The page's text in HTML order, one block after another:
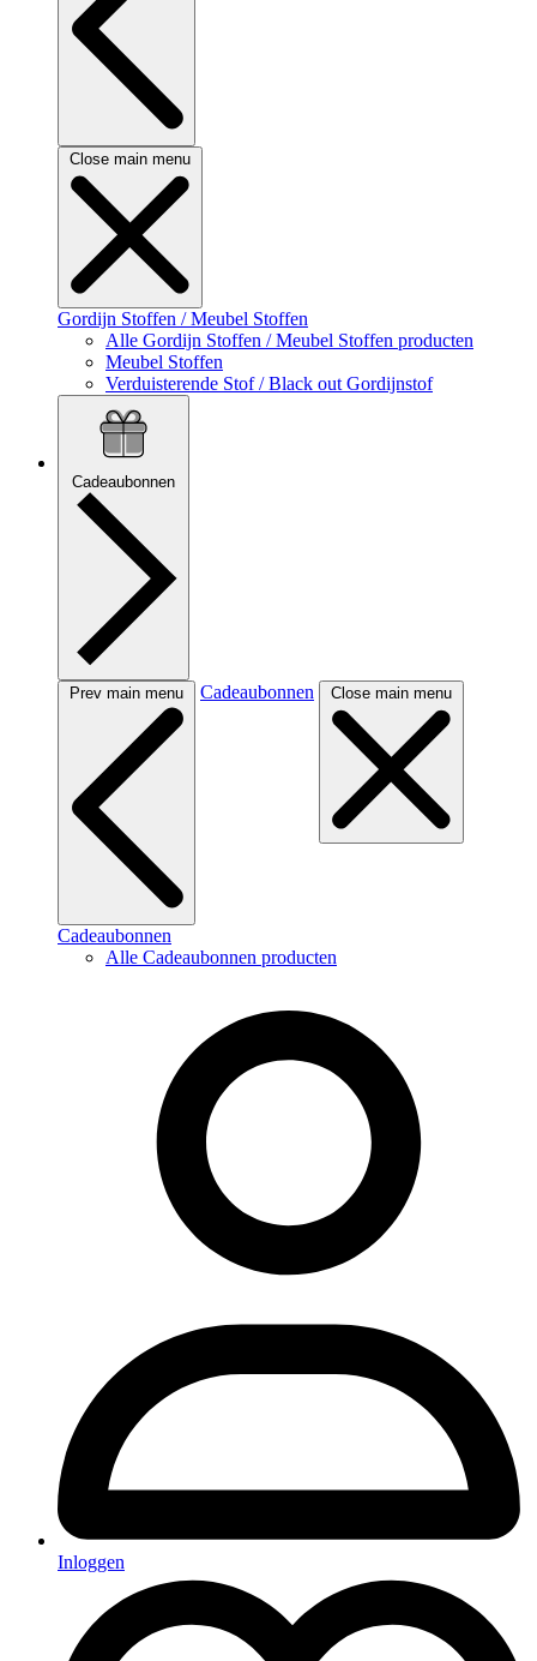
Close main menu
Gordijn Stoffen / Meubel Stoffen
Alle Gordijn Stoffen / Meubel Stoffen producten
Meubel Stoffen
Verduisterende Stof / Black out Gordijnstof
Cadeaubonnen
Prev main menu Cadeaubonnen Close main menu
Cadeaubonnen
Alle Cadeaubonnen producten
Inloggen